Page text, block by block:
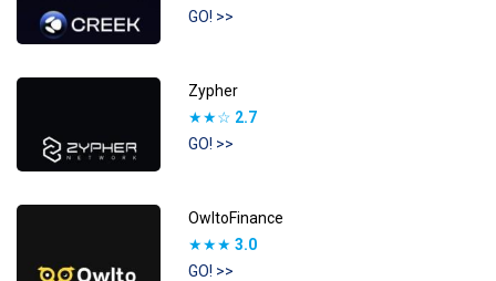
GO! >>
Zypher
★★☆ 2.7
GO! >>
OwltoFinance
★★★ 3.0
GO! >>